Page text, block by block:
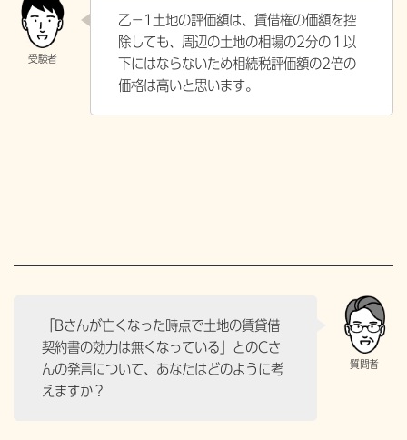
乙−1土地の評価額は、賃借権の価額を控
除しても、周辺の土地の相場の2分の１以
下にはならないため相続税評価額の2倍の
価格は高いと思います。
「Bさんが亡くなった時点で土地の賃貸借
契約書の効力は無くなっている」とのCさ
んの発言について、あなたはどのように考
えますか？